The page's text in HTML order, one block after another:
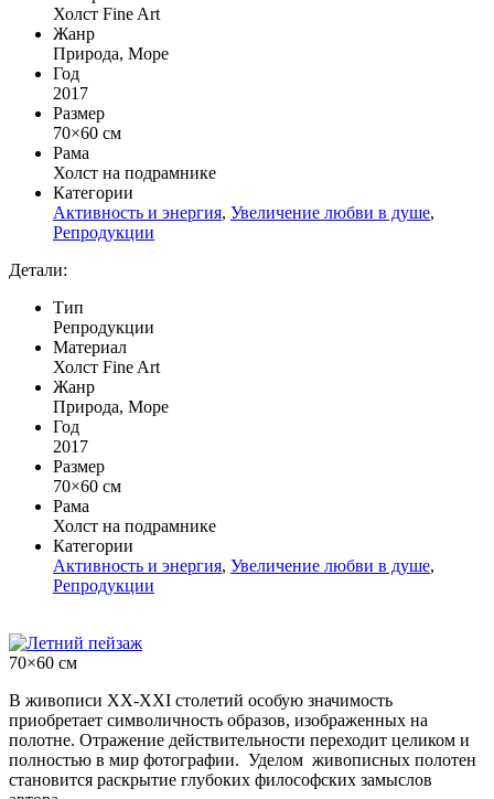
Холст Fine Art
Жанр
Природа, Море
Год
2017
Размер
70×60 см
Рама
Холст на подрамнике
Категории
Активность и энергия, Увеличение любви в душе,
Репродукции
Детали:
Тип
Репродукции
Материал
Холст Fine Art
Жанр
Природа, Море
Год
2017
Размер
70×60 см
Рама
Холст на подрамнике
Категории
Активность и энергия, Увеличение любви в душе,
Репродукции
70×60 см
В живописи ХХ-XXI столетий особую значимость
приобретает символичность образов, изображенных на
полотне. Отражение действительности переходит целиком и
полностью в мир фотографии. Уделом живописных полотен
становится раскрытие глубоких философских замыслов